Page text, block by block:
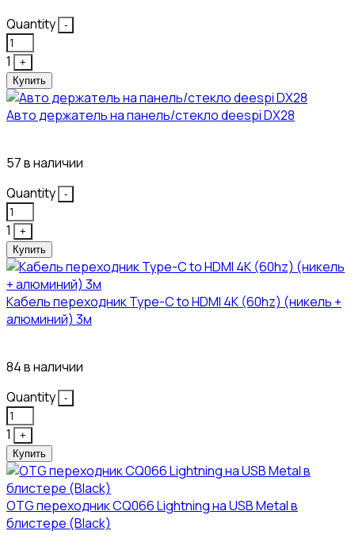
Quantity
-
1
+
Купить
Авто держатель на панель/стекло deespi DX28
57 в наличии
Quantity
-
1
+
Купить
Кабель переходник Type-C to HDMI 4K (60hz) (никель +
алюминий) 3м
84 в наличии
Quantity
-
1
+
Купить
OTG переходник CQ066 Lightning на USB Metal в
блистере (Black)